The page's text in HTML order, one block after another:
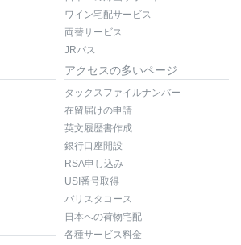
ワイン宅配サービス
両替サービス
JRパス
アクセスの多いページ
タックスファイルナンバー
在留届けの申請
英文履歴書作成
銀行口座開設
RSA申し込み
USI番号取得
バリスタコース
日本への荷物宅配
各種サービス料金